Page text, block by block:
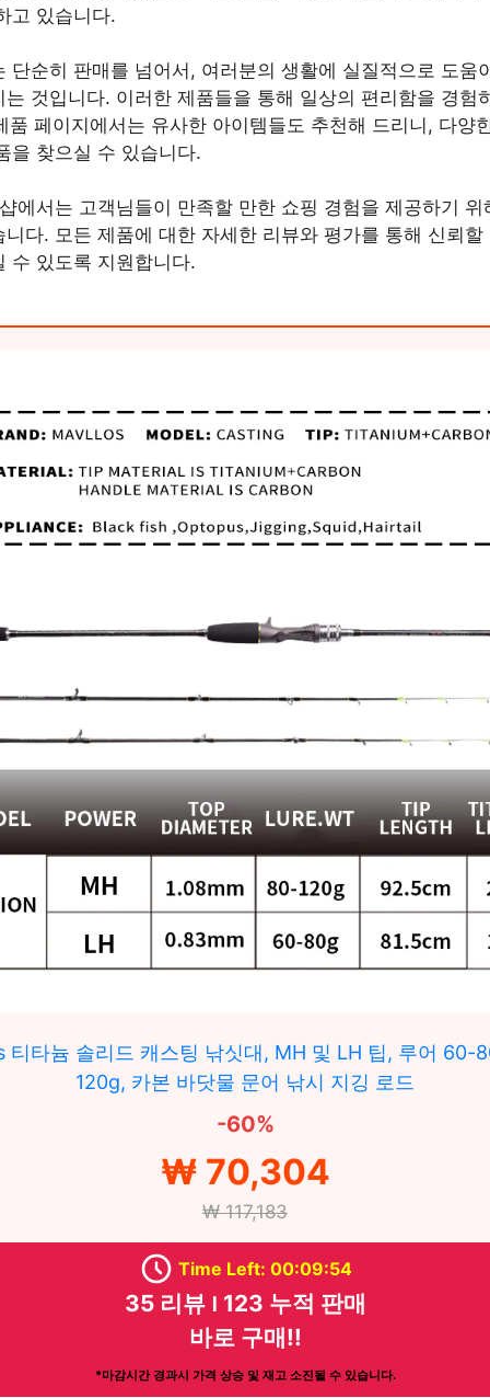
고 있습니다.
단순히 판매를 넘어서, 여러분의 생활에 실질적으로 도움
는 것입니다. 이러한 제품들을 통해 일상의 편리함을 경험
품 페이지에서는 유사한 아이템들도 추천해 드리니, 다양
을 찾으실 수 있습니다.
에서는 고객님들이 만족할 만한 쇼핑 경험을 제공하기 위
니다. 모든 제품에 대한 자세한 리뷰와 평가를 통해 신뢰할
수 있도록 지원합니다.
티타늄 솔리드 캐스팅 낚싯대, MH 및 LH 팁, 루어 60-
120g, 카본 바닷물 문어 낚시 지깅 로드
-60%
₩ 70,304
₩ 117,183
Time Left: 00:09:52
35 리뷰 ౹ 123 누적 판매
바로 구매!!
*마감시간 경과시 가격 상승 및 재고 소진될 수 있습니다.